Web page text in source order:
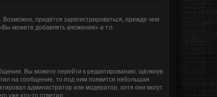
придётся зарегистрироваться, прежде чем
можете добавлять вложения» и т.п.
Вы можете перейти к редактированию, щёлкнув
на сообщение, то под ним появится небольшая
администратор или модератор, хотя они могут
уже кто-то ответил.